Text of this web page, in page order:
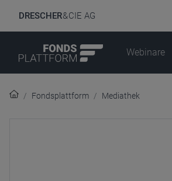
DRESCHER& CIE AG
Webinare
Fondsplattform Mediathek